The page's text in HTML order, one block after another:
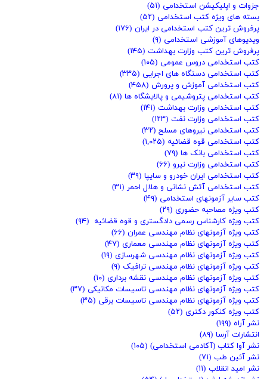
جزوات و اپلیکیشن استخدامی (۵۱)
بسته های ویژه کتب استخدامی (۵۲)
پرفروش ترین کتب استخدامی در ایران (۱۷۶)
ویدیوهای آموزشی استخدامی (۹)
پرفروش ترین کتب وزارت بهداشت (۱۴۵)
کتب استخدامی دروس عمومی (۱۰۵)
کتب استخدامی دستگاه های اجرایی (۳۳۵)
کتب استخدامی آموزش و پرورش (۴۵۸)
کتب استخدامی پتروشیمی و پالایشگاه ها (۸۱)
کتب استخدامی وزارت بهداشت (۱۴۱)
کتب استخدامی وزارت نفت (۱۲۳)
کتب استخدامی نیروهای مسلح (۳۲)
کتب استخدامی قوه قضائیه (۱,۰۲۵)
کتب استخدامی بانک ها (۷۹)
کتب استخدامی وزارت نیرو (۶۶)
کتب استخدامی ایران خودرو و سایپا (۳۹)
کتب استخدامی آتش نشانی و هلال احمر (۳۱)
کتب سایر آزمونهای استخدامی (۴۹)
کتب ویژه مصاحبه حضوری (۲۹)
کتب ویژه کارشناس رسمی دادگستری و قوه قضائیه (۹۴)
کتب ویژه آزمونهای نظام مهندسی عمران (۶۶)
کتب ویژه آزمونهای نظام مهندسی معماری (۴۷)
کتب ویژه آزمونهای نظام مهندسی شهرسازی (۱۹)
کتب ویژه آزمونهای نظام مهندسی ترافیک (۹)
کتب ویژه آزمونهای نظام مهندسی نقشه برداری (۱۰)
کتب ویژه آزمونهای نظام مهندسی تاسیسات مکانیکی (۳۷)
کتب ویژه آزمونهای نظام مهندسی تاسیسات برقی (۳۵)
کتب ویژه کنکور دکتری (۵۲)
نشر آراه (۱۹۹)
انتشارات آرسا (۸۹)
نشر آوا کتاب (آکادمی استخدامی) (۱۰۵)
نشر آئین طب (۷۱)
نشر امید انقلاب (۱۱)